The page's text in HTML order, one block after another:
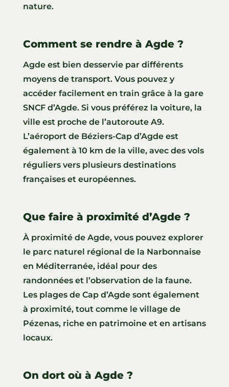
nature.
Comment se rendre à Agde ?
Agde est bien desservie par différents
moyens de transport. Vous pouvez y
accéder facilement en train grâce à la gare
SNCF d’Agde. Si vous préférez la voiture, la
ville est proche de l’autoroute A9.
L’aéroport de Béziers-Cap d’Agde est
également à 10 km de la ville, avec des vols
réguliers vers plusieurs destinations
françaises et européennes.
Que faire à proximité d’Agde ?
À proximité de Agde, vous pouvez explorer
le parc naturel régional de la Narbonnaise
en Méditerranée, idéal pour des
randonnées et l’observation de la faune.
Les plages de Cap d’Agde sont également
à proximité, tout comme le village de
Pézenas, riche en patrimoine et en artisans
locaux.
On dort où à Agde ?